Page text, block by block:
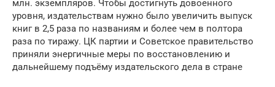
млн. экземпляров. Чтобы достигнуть довоенного
уровня, издательствам нужно было увеличить выпуск
книг в 2,5 раза по названиям и более чем в полтора
раза по тиражу. ЦК партии и Советское правительство
приняли энергичные меры по восстановлению и
дальнейшему подъёму издательского дела в стране